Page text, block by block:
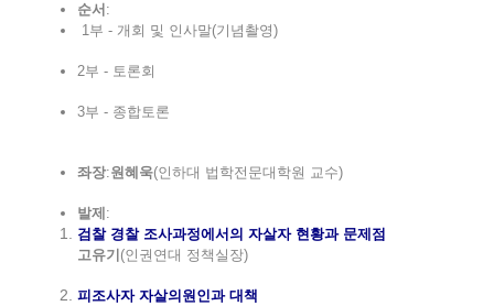
순서 :
1부 - 개회 및 인사말(기념촬영)
2부 - 토론회
3부 - 종합토론
좌장:원혜욱(인하대 법학전문대학원 교수)
발제 :
검찰 경찰 조사과정에서의 자살자 현황과 문제점
고유기 (인권연대 정책실장)
피조사자 자살의원인과 대책